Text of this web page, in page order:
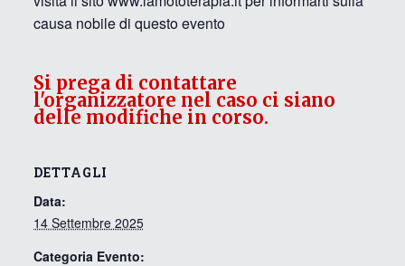
causa nobile di questo evento
DETTAGLI
Data:
14 Settembre 2025
Categoria Evento:
Si prega di contattare
l'organizzatore nel caso ci siano
delle modifiche in corso.